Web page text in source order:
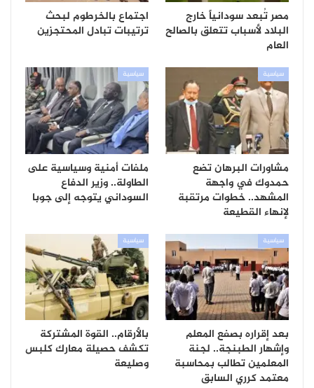
مصر تُبعد سودانياً خارج
البلاد لأسباب تتعلق بالصالح
العام
اجتماع بالخرطوم لبحث
ترتيبات تبادل المحتجزين
سياسية
مشاورات البرهان تضع
حمدوك في واجهة
المشهد.. خطوات مرتقبة
لإنهاء القطيعة
سياسية
ملفات أمنية وسياسية على
الطاولة.. وزير الدفاع
السوداني يتوجه إلى جوبا
سياسية
بعد إقراره بصفع المعلم
وإشهار الطبنجة.. لجنة
المعلمين تطالب بمحاسبة
معتمد كرري السابق
سياسية
بالأرقام.. القوة المشتركة
تكشف حصيلة معارك كلبس
وصليعة